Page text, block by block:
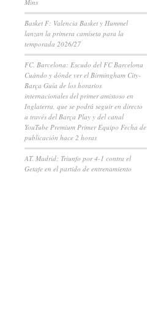
Mins
Basket F: Valencia Basket y Hummel
lanzan la primera camiseta para la
temporada 2026/27
FC. Barcelona: Escudo del FC Barcelona
Cuándo y dónde ver el Birmingham City-
Barça Guía de los horarios
internacionales del primer amistoso en
Inglaterra, que se podrá seguir en directo
a través del Barça Play y del canal
YouTube Premium Primer Equipo Fecha de
publicación hace 2 horas
AT. Madrid: Triunfo por 4-1 contra el
Getafe en el partido de entrenamiento